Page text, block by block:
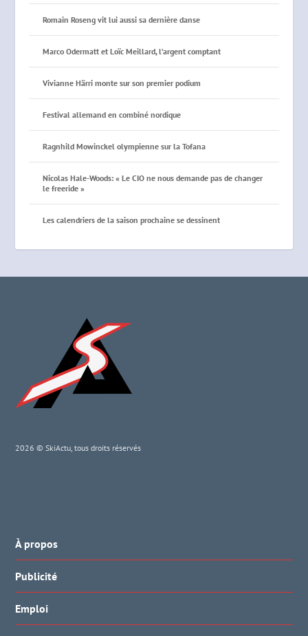
Romain Roseng vit lui aussi sa dernière danse
Marco Odermatt et Loïc Meillard, l’argent comptant
Vivianne Härri monte sur son premier podium
Festival allemand en combiné nordique
Ragnhild Mowinckel olympienne sur la Tofana
Nicolas Hale-Woods: « Le CIO ne nous demande pas de changer
le freeride »
Les calendriers de la saison prochaine se dessinent
2026 © SkiActu, tous droits réservés
À propos
Publicité
Emploi